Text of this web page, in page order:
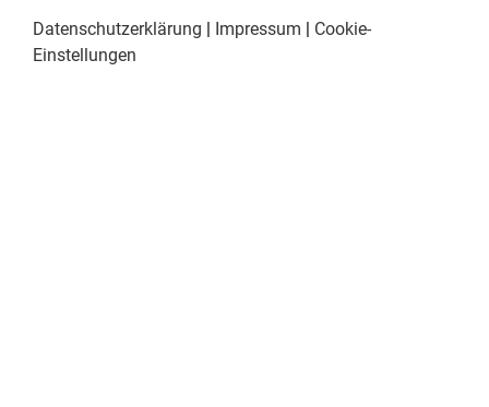
Datenschutzerklärung | Impressum | Cookie-
Einstellungen